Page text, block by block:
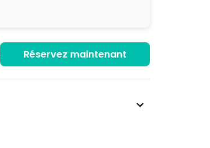
Réservez maintenant